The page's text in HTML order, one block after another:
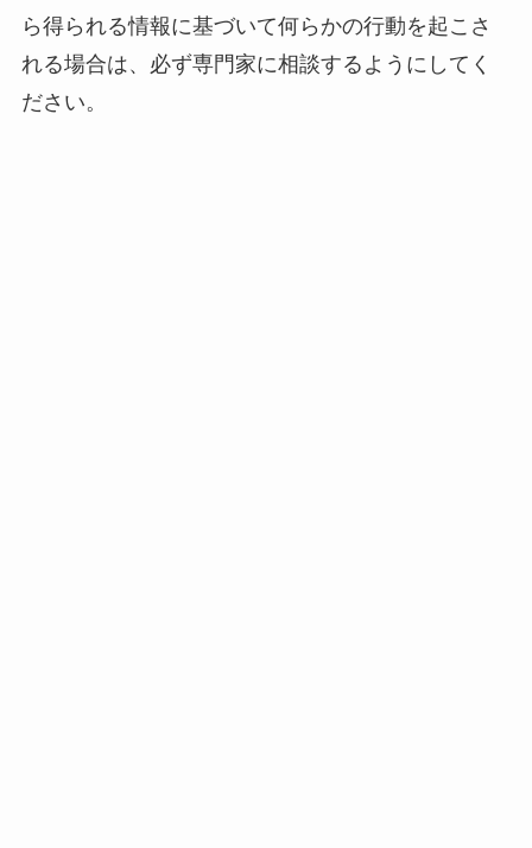
ら得られる情報に基づいて何らかの行動を起こさ
れる場合は、必ず専門家に相談するようにしてく
ださい。